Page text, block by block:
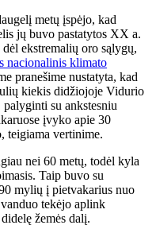
metų įspėjo, kad
jų buvo pastatytos XX a.
ekstremalių oro sąlygų,
nacionalinis klimato
pranešime nustatyta, kad
kiekis didžiojoje Vidurio
su ankstesniu
įvyko apie 30
teigiama vertinime.
nei 60 metų, todėl kyla
Taip buvo su
mylių į pietvakarius nuo
tekėjo aplink
žemės dalį.